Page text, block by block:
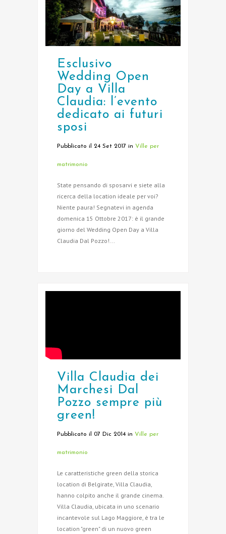
Esclusivo
Wedding Open
Day a Villa
Claudia: l’evento
dedicato ai futuri
sposi
Pubblicato il 24 Set 2017 in Ville per
matrimonio
State pensando di sposarvi e siete alla
ricerca della location ideale per voi?
Niente paura! Segnatevi in agenda
domenica 15 Ottobre 2017: è il grande
giorno del Wedding Open Day a Villa
Claudia Dal Pozzo!...
Villa Claudia dei
Marchesi Dal
Pozzo sempre più
green!
Pubblicato il 07 Dic 2014 in Ville per
matrimonio
Le caratteristiche green della storica
location di Belgirate, Villa Claudia,
hanno colpito anche il grande cinema.
Villa Claudia, ubicata in uno scenario
incantevole sul Lago Maggiore, è tra le
location "green" di un nuovo green